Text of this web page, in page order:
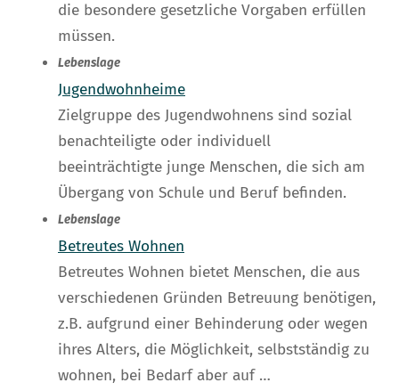
die besondere gesetzliche Vorgaben erfüllen
müssen.
Lebenslage
Jugendwohnheime
Zielgruppe des Jugendwohnens sind sozial
benachteiligte oder individuell
beeinträchtigte junge Menschen, die sich am
Übergang von Schule und Beruf befinden.
Lebenslage
Betreutes Wohnen
Betreutes Wohnen bietet Menschen, die aus
verschiedenen Gründen Betreuung benötigen,
z.B. aufgrund einer Behinderung oder wegen
ihres Alters, die Möglichkeit, selbstständig zu
wohnen, bei Bedarf aber auf …